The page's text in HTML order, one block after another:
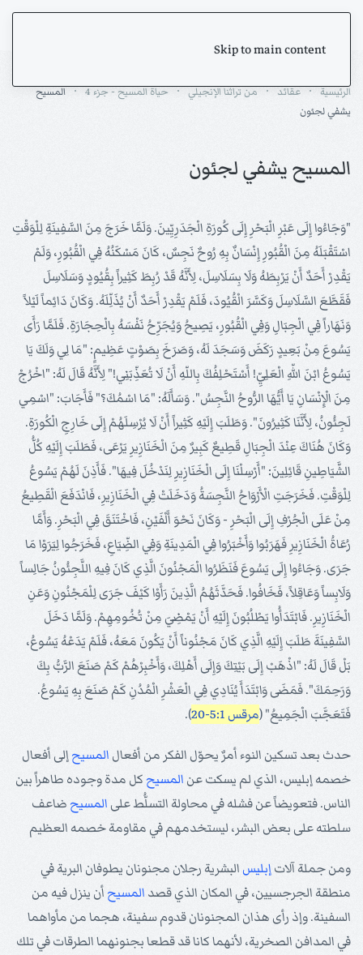
Skip to main content
الرئيسية عقائد من تراثنا الإنجيلي حياة المسيح - جزء 4
المسيح
يشفي لجئون
المسيح يشفي لجئون
"وَجَاءُوا إِلَى عَبْرِ الْبَحْرِ إِلَى كُورَةِ الْجَدَرِيِّينَ. وَلَمَّا خَرَجَ مِنَ السَّفِينَةِ لِلْوَقْتِ
اسْتَقْبَلَهُ مِنَ الْقُبُورِ إِنْسَانٌ بِهِ رُوحٌ نَجِسٌ، كَانَ مَسْكَنُهُ فِي الْقُبُورِ، وَلَمْ
يَقْدِرْ أَحَدٌ أَنْ يَرْبِطَهُ وَلَا بِسَلَاسِلَ، لِأَنَّهُ قَدْ رُبِطَ كَثِيراً بِقُيُودٍ وَسَلَاسِلَ
فَقَطَّعَ السَّلَاسِلَ وَكَسَّرَ الْقُيُودَ، فَلَمْ يَقْدِرْ أَحَدٌ أَنْ يُذَلِّلَهُ. وَكَانَ دَائِماً لَيْلاً
وَنَهَاراً فِي الْجِبَالِ وَفِي الْقُبُورِ، يَصِيحُ وَيُجَرِّحُ نَفْسَهُ بِالْحِجَارَةِ. فَلَمَّا رَأَى
يَسُوعَ مِنْ بَعِيدٍ رَكَضَ وَسَجَدَ لَهُ، وَصَرَخَ بِصَوْتٍ عَظِيمٍ: "مَا لِي وَلَكَ يَا
يَسُوعُ ابْنَ اللّهِ الْعَلِيِّ! أَسْتَحْلِفُكَ بِاللّهِ أَنْ لَا تُعَذِّبَنِي!" لِأَنَّهُ قَالَ لَهُ: "اخْرُجْ
مِنَ الْإِنْسَانِ يَا أَيُّهَا الرُّوحُ النَّجِسُ". وَسَأَلَهُ: "مَا اسْمُكَ؟" فَأَجَابَ: "اسْمِي
لَجِئُونُ، لِأَنَّنَا كَثِيرُونَ". وَطَلَبَ إِلَيْهِ كَثِيراً أَنْ لَا يُرْسِلَهُمْ إِلَى خَارِجِ الْكُورَةِ.
وَكَانَ هُنَاكَ عِنْدَ الْجِبَالِ قَطِيعٌ كَبِيرٌ مِنَ الْخَنَازِيرِ يَرْعَى، فَطَلَبَ إِلَيْهِ كُلُّ
الشَّيَاطِينِ قَائِلِينَ: "أَرْسِلْنَا إِلَى الْخَنَازِيرِ لِنَدْخُلَ فِيهَا". فَأَذِنَ لَهُمْ يَسُوعُ
لِلْوَقْتِ. فَخَرَجَتِ الْأَرْوَاحُ النَّجِسَةُ وَدَخَلَتْ فِي الْخَنَازِيرِ، فَانْدَفَعَ الْقَطِيعُ
مِنْ عَلَى الْجُرْفِ إِلَى الْبَحْرِ - وَكَانَ نَحْوَ أَلْفَيْنِ، فَاخْتَنَقَ فِي الْبَحْرِ. وَأَمَّا
رُعَاةُ الْخَنَازِيرِ فَهَرَبُوا وَأَخْبَرُوا فِي الْمَدِينَةِ وَفِي الضِّيَاعِ، فَخَرَجُوا لِيَرَوْا مَا
جَرَى. وَجَاءُوا إِلَى يَسُوعَ فَنَظَرُوا الْمَجْنُونَ الَّذِي كَانَ فِيهِ اللَّجِئُونُ جَالِساً
وَلَابِساً وَعَاقِلاً، فَخَافُوا. فَحَدَّثَهُمُ الَّذِينَ رَأَوْا كَيْفَ جَرَى لِلْمَجْنُونِ وَعَنِ
الْخَنَازِيرِ. فَابْتَدَأُوا يَطْلُبُونَ إِلَيْهِ أَنْ يَمْضِيَ مِنْ تُخُومِهِمْ. وَلَمَّا دَخَلَ
السَّفِينَةَ طَلَبَ إِلَيْهِ الَّذِي كَانَ مَجْنُوناً أَنْ يَكُونَ مَعَهُ، فَلَمْ يَدَعْهُ يَسُوعُ،
بَلْ قَالَ لَهُ: "اذْهَبْ إِلَى بَيْتِكَ وَإِلَى أَهْلِكَ، وَأَخْبِرْهُمْ كَمْ صَنَعَ الرَّبُّ بِكَ
وَرَحِمَكَ". فَمَضَى وَابْتَدَأَ يُنَادِي فِي الْعَشْرِ الْمُدُنِ كَمْ صَنَعَ بِهِ يَسُوعُ.
فَتَعَجَّبَ الْجَمِيعُ" (مرقس 5:1-20 ).
حدث بعد تسكين النوء أمرٌ يحوّل الفكر من أفعال المسيحإلى أفعال
خصمه إبليس، الذي لم يسكت عن المسيح كل مدة وجوده طاهراً بين
الناس. فتعويضاً عن فشله في محاولة التسلُّط على المسيح ضاعف
سلطته على بعض البشر، ليستخدمهم في مقاومة خصمه العظيم
ومن جملة آلاتإبليس البشرية رجلان مجنونان يطوفان البرية في
منطقة الجرجسيين، في المكان الذي قصد المسيح أن ينزل فيه من
السفينة. وإذ رأى هذان المجنونان قدوم سفينة، هجما من مأواهما
في المدافن الصخرية، لأنهما كانا قد قطعا بجنونهما الطرقات في تلك